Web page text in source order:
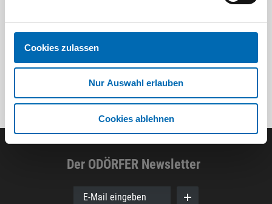
Cookies zulassen
Nur Auswahl erlauben
Cookies ablehnen
Der ODÖRFER Newsletter
E-Mail eingeben